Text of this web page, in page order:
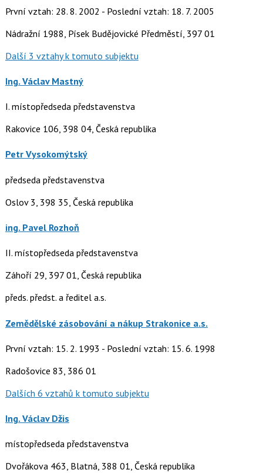
První vztah: 28. 8. 2002 - Poslední vztah: 18. 7. 2005
Nádražní 1988, Písek Budějovické Předměstí, 397 01
Další 3 vztahy k tomuto subjektu
Ing. Václav Mastný
I. místopředseda představenstva
Rakovice 106, 398 04, Česká republika
Petr Vysokomýtský
předseda představenstva
Oslov 3, 398 35, Česká republika
ing. Pavel Rozhoň
II. místopředseda představenstva
Záhoří 29, 397 01, Česká republika
předs. předst. a ředitel a.s.
Zemědělské zásobování a nákup Strakonice a.s.
První vztah: 15. 2. 1993 - Poslední vztah: 15. 6. 1998
Radošovice 83, 386 01
Dalších 6 vztahů k tomuto subjektu
Ing. Václav Džis
místopředseda představenstva
Dvořákova 463, Blatná, 388 01, Česká republika